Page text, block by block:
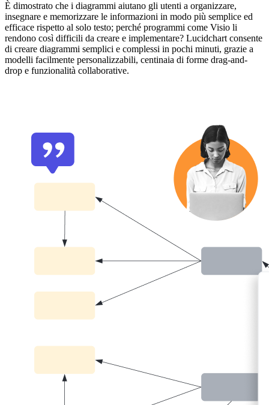
È dimostrato che i diagrammi aiutano gli utenti a organizzare,
insegnare e memorizzare le informazioni in modo più semplice ed
efficace rispetto al solo testo; perché programmi come Visio li
rendono così difficili da creare e implementare? Lucidchart consente
di creare diagrammi semplici e complessi in pochi minuti, grazie a
modelli facilmente personalizzabili, centinaia di forme drag-and-
drop e funzionalità collaborative.